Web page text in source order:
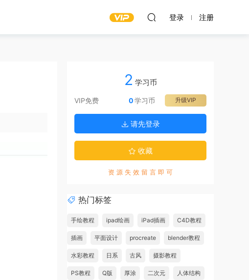
登录 注册
2 学习币
VIP免费 升级VIP
0学习币
请先登录
收藏
资 源 失 效 留 言 即 可
热门标签
手绘教程 ipad绘画 iPad插画 C4D教程
插画 平面设计 procreate blender教程
水彩教程 日系 古风 摄影教程
PS教程 Q版 厚涂 二次元 人体结构